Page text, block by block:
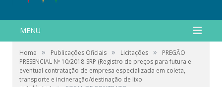
MENU
Home » Publicações Oficiais » Licitações »
PREGÃO
PRESENCIAL Nº 10/2018-SRP (Registro de preços para futura e
eventual contratação de empresa especializada em coleta,
transporte e incineração/destinação de lixo